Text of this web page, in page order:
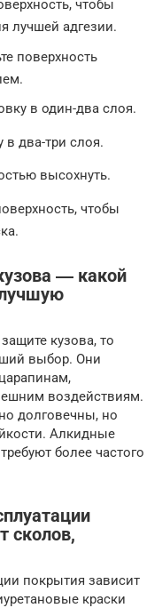
чтобы
лучшей адгезии.
поверхность
в один-два слоя.
в два-три слоя.
высохнуть.
чтобы
― какой
кузова, то
выбор. Они
воздействиям.
долговечны, но
Алкидные
более частого
сколов,
покрытия зависит
краски